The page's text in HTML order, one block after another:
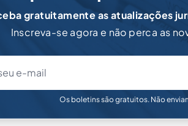
gratuitamente as atualizações
Inscreva-se agora e não perca as
Os boletins são gratuitos. Não